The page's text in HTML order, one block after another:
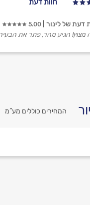
חוות דעת
דעת של לינור 5.00
מצוין! הגיע מהר, פתר את
המחירים כוללים מע”מ